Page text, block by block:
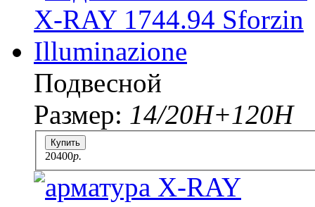
Подвесной
Размер: 14/20Н+120Н
Купить
20400p.